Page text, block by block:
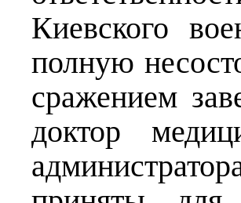
Киевского
полную
сражением
доктор